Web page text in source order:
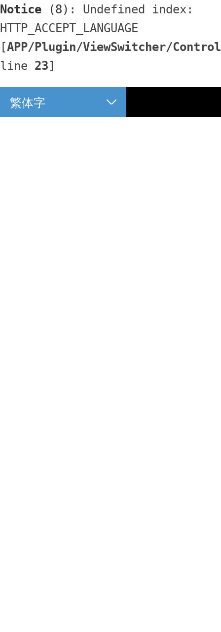
Notice (8) : Undefined index:
HTTP_ACCEPT_LANGUAGE
[APP/Plugin/ViewSwitcher/
line 23]
繁体字